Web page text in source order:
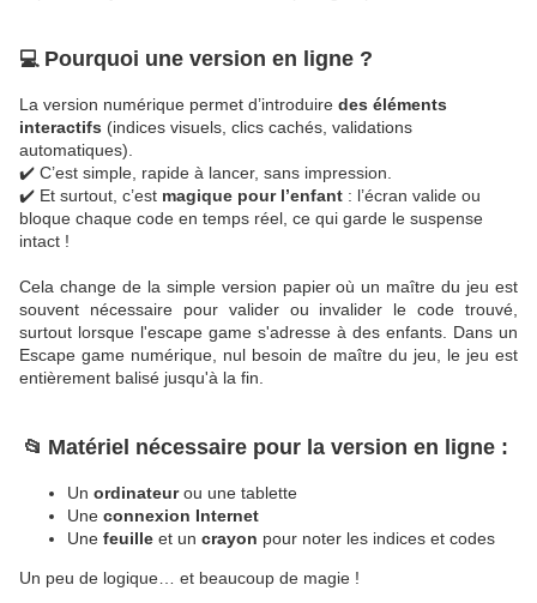
💻 Pourquoi une version en ligne ?
La version numérique permet d’introduire des éléments
interactifs (indices visuels, clics cachés, validations
automatiques).
✔️ C’est simple, rapide à lancer, sans impression.
✔️ Et surtout, c’est magique pour l’enfant : l’écran valide ou
bloque chaque code en temps réel, ce qui garde le suspense
intact !
Cela change de la simple version papier où un maître du jeu est
souvent nécessaire pour valider ou invalider le code trouvé,
surtout lorsque l'escape game s'adresse à des enfants. Dans un
Escape game numérique, nul besoin de maître du jeu, le jeu est
entièrement balisé jusqu'à la fin.
📂 Matériel nécessaire pour la version en ligne :
Un ordinateurou une tablette
Une connexion Internet
Une feuille et un crayon pour noter les indices et codes
Un peu de logique… et beaucoup de magie !